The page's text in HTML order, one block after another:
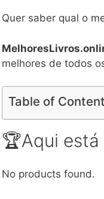
Quer saber qual o
melhores de todos
Table of
🏆Aqui
No products found.